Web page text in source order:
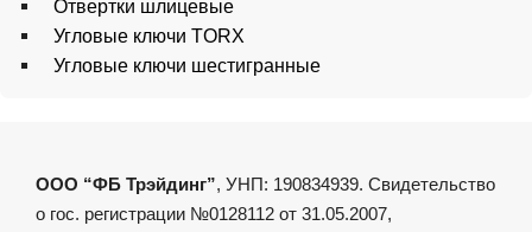
Отвертки шлицевые
Угловые ключи TORX
Угловые ключи шестигранные
ООО “ФБ Трэйдинг”, УНП: 190834939. Свидетельство
о гос. регистрации №0128112 от 31.05.2007,